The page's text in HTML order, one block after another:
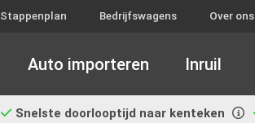
Stappenplan Bedrijfswagens Over ons
Auto importeren Inruil
Snelste doorlooptijd naar kenteken